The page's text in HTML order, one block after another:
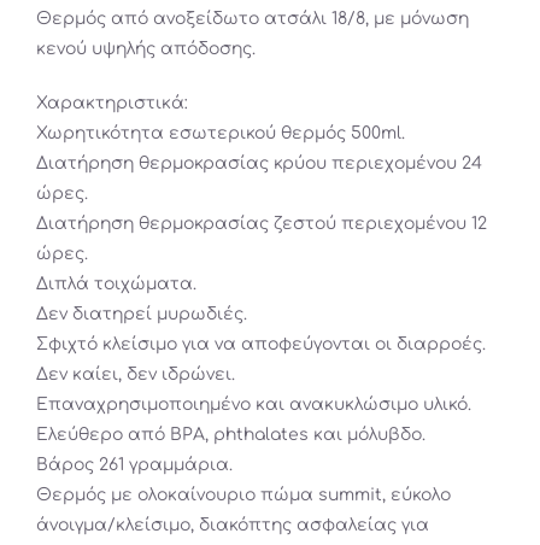
Θερμός από ανοξείδωτο ατσάλι 18/8, με μόνωση
κενού υψηλής απόδοσης.
Χαρακτηριστικά:
Χωρητικότητα εσωτερικού θερμός 500ml.
Διατήρηση θερμοκρασίας κρύου περιεχομένου 24
ώρες.
Διατήρηση θερμοκρασίας ζεστού περιεχομένου 12
ώρες.
Διπλά τοιχώματα.
Δεν διατηρεί μυρωδιές.
Σφιχτό κλείσιμο για να αποφεύγονται οι διαρροές.
Δεν καίει, δεν ιδρώνει.
Επαναχρησιμοποιημένο και ανακυκλώσιμο υλικό.
Ελεύθερο από BPA, phthalates και μόλυβδο.
Βάρος 261 γραμμάρια.
Θερμός με ολοκαίνουριο πώμα summit, εύκολο
άνοιγμα/κλείσιμο, διακόπτης ασφαλείας για